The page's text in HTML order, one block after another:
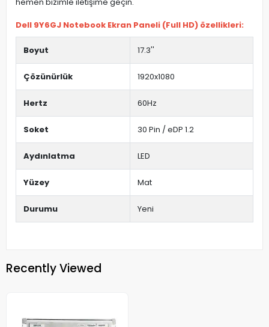
Dell 9Y6GJ Notebook Ekran Paneli (Full HD) özellikleri:
Boyut 17.3''
Çözünürlük 1920x1080
Hertz 60Hz
Soket 30 Pin / eDP 1.2
Aydınlatma LED
Yüzey Mat
Durumu Yeni
Recently Viewed